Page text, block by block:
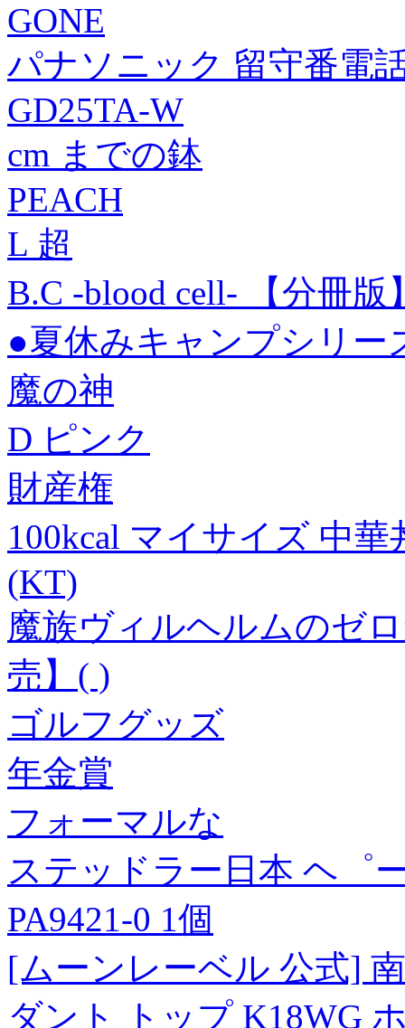
GONE
パナソニック 留守番電
GD25TA-W
cm までの鉢
PEACH
L 超
B.C -blood cell- 【分冊
●夏休みキャンプシリー
魔の神
D ピンク
財産権
100kcal マイサイズ 中
(KT)
魔族ヴィルヘルムのゼ
売】( )
ゴルフグッズ
年金賞
フォーマルな
ステッドラー日本 ヘ゜
PA9421-0 1個
[ムーンレーベル 公式]
ダント トップ K18WG